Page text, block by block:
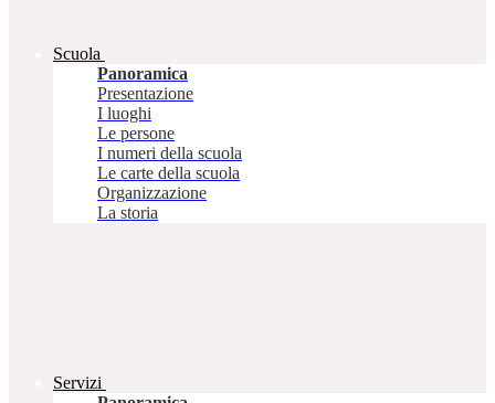
Scuola
Panoramica
Presentazione
I luoghi
Le persone
I numeri della scuola
Le carte della scuola
Organizzazione
La storia
Servizi